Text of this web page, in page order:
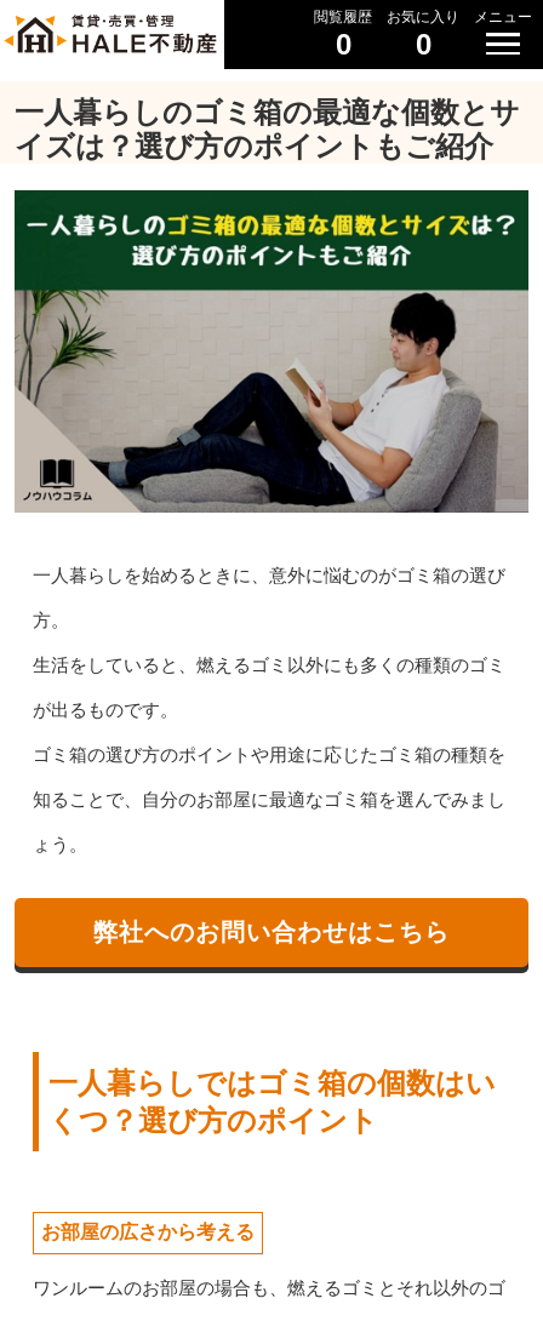
閲覧履歴
0
お気に入り
0
メニュー
一人暮らしのゴミ箱の最適な個数とサ
イズは？選び方のポイントもご紹介
一人暮らしを始めるときに、意外に悩むのがゴミ箱の選び
方。
生活をしていると、燃えるゴミ以外にも多くの種類のゴミ
が出るものです。
ゴミ箱の選び方のポイントや用途に応じたゴミ箱の種類を
知ることで、自分のお部屋に最適なゴミ箱を選んでみまし
ょう。
弊社へのお問い合わせはこちら
一人暮らしではゴミ箱の個数はい
くつ？選び方のポイント
お部屋の広さから考える
ワンルームのお部屋の場合も、燃えるゴミとそれ以外のゴ